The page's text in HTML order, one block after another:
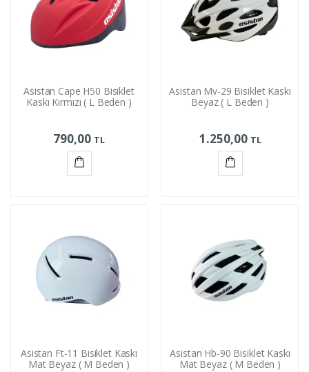
Asistan Cape H50 Bisiklet
Kaskı Kırmızı ( L Beden )
790,00 TL
Asistan Mv-29 Bisiklet Kaskı
Beyaz ( L Beden )
1.250,00 TL
Asistan Ft-11 Bisiklet Kaskı
Mat Beyaz ( M Beden )
Asistan Hb-90 Bisiklet Kaskı
Mat Beyaz ( M Beden )